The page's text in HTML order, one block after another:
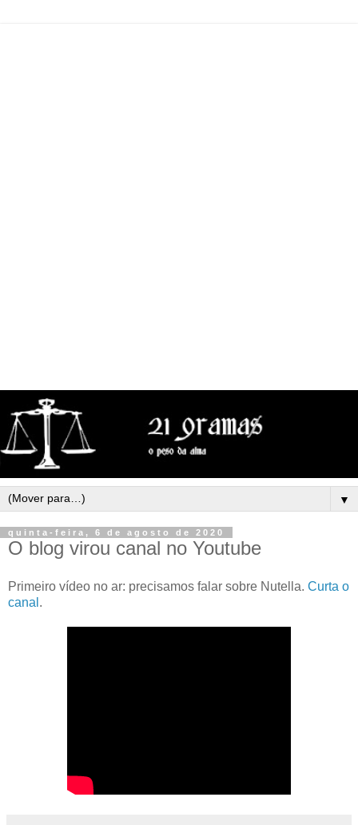
▼
quinta-feira, 6 de agosto de 2020
O blog virou canal no Youtube
Primeiro vídeo no ar: precisamos falar sobre Nutella. Curta o
canal .